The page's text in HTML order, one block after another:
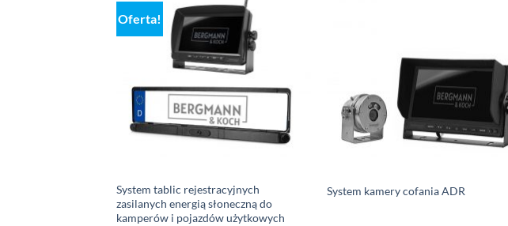
Oferta!
System tablic rejestracyjnych
zasilanych energią słoneczną do
kamperów i pojazdów użytkowych
System kamery cofania ADR